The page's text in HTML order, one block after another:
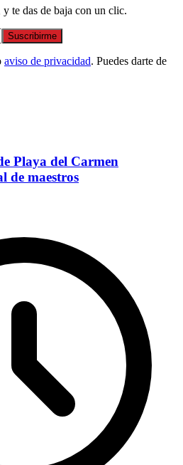
te das de baja con un clic.
Suscribirme
aviso de privacidad. Puedes darte de
Playa del Carmen
de maestros